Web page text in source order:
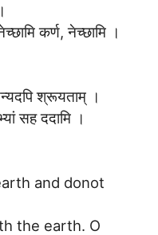
कर्ण, नेच्छामि ।
श्रूयताम् ।
सह ददामि ।
and donot
the earth. O